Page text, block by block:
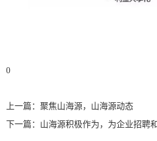
0
上一篇： 聚焦山海源，山海源动态
下一篇： 山海源积极作为，为企业招聘